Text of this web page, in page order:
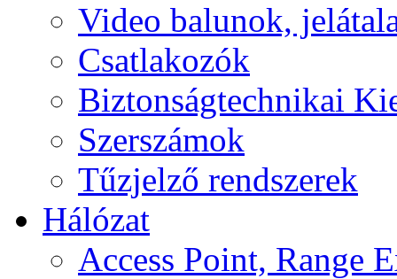
Video balunok,
Csatlakozók
Biztonságtechnikai
Szerszámok
Tűzjelző rendszerek
Hálózat
Access Point, Range